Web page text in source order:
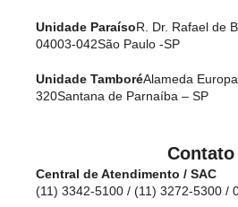
Unidade ParaísoR. Dr. Rafael de
04003-042São Paulo -SP
Unidade TamboréAlameda
320Santana de Parnaíba – SP
Contato
Central de Atendimento / SAC
(11) 3342-5100 / (11) 3272-5300 /